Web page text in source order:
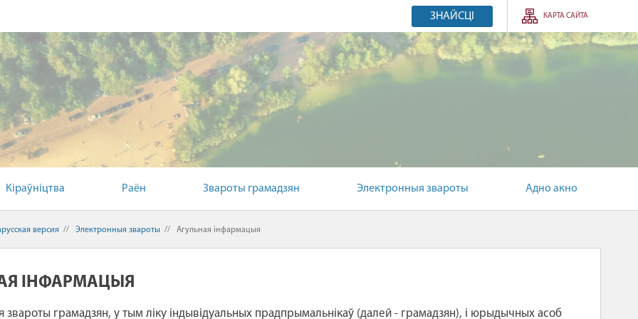
ЗНАЙСЦІ КАРТА САЙТА
Кіраўніцтва Раён Звароты грамадзян Электронныя звароты Адно акно
версия // Электронныя звароты // Агульная інфармацыя
ІНФАРМАЦЫЯ
звароты грамадзян, у тым ліку індывідуальных прадпрымальнікаў (далей - грамадзян), і юрыдычных асоб